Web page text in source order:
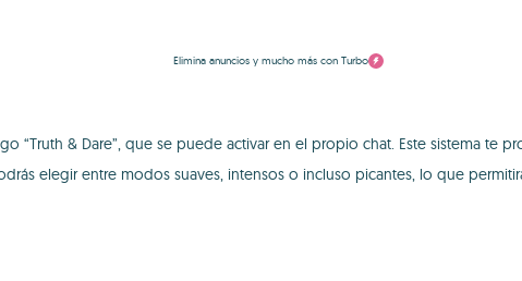
Elimina anuncios y mucho más con Turbo
“Truth & Dare”, que se puede activar en el propio chat. Este sistema te
elegir entre modos suaves, intensos o incluso picantes, lo que